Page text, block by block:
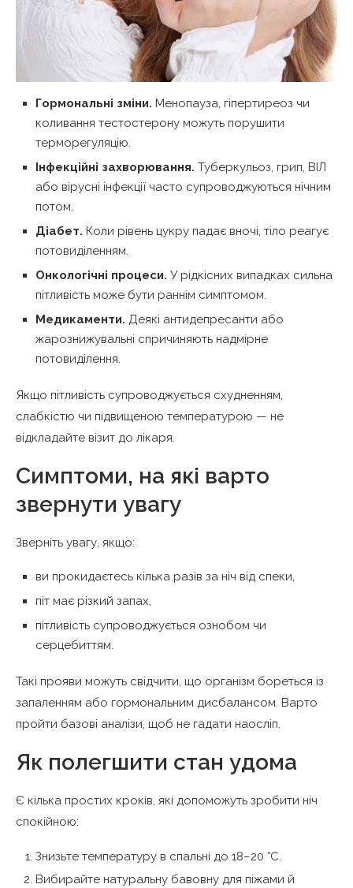
Гормональні зміни. Менопауза, гіпертиреоз чи
коливання тестостерону можуть порушити
терморегуляцію.
Інфекційні захворювання. Туберкульоз, грип, ВІЛ
або вірусні інфекції часто супроводжуються нічним
потом.
Діабет. Коли рівень цукру падає вночі, тіло реагує
потовиділенням.
Онкологічні процеси. У рідкісних випадках сильна
пітливість може бути раннім симптомом.
Медикаменти. Деякі антидепресанти або
жарознижувальні спричиняють надмірне
потовиділення.
Якщо пітливість супроводжується схудненням,
слабкістю чи підвищеною температурою — не
відкладайте візит до лікаря.
Симптоми, на які варто
звернути увагу
Зверніть увагу, якщо:
ви прокидаєтесь кілька разів за ніч від спеки,
піт має різкий запах,
пітливість супроводжується ознобом чи
серцебиттям.
Такі прояви можуть свідчити, що організм бореться із
запаленням або гормональним дисбалансом. Варто
пройти базові аналізи, щоб не гадати наосліп.
Як полегшити стан удома
Є кілька простих кроків, які допоможуть зробити ніч
спокійною:
Знизьте температуру в спальні до 18–20 °C.
Вибирайте натуральну бавовну для піжами й